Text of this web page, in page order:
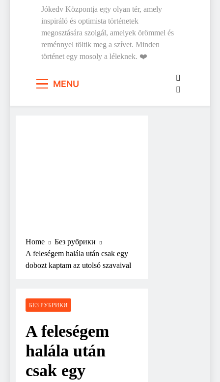
Jókedv Központja egy olyan tér, amely
inspiráló és optimista történetek
megosztására szolgál, amelyek örömmel és
reménnyel töltik meg a szívet. Minden
történet egy mosoly a léleknek. ❤️
MENU
Home
Без рубрики
A feleségem halála után csak egy
dobozt kaptam az utolsó szavaival
БЕЗ РУБРИКИ
A feleségem
halála után
csak egy